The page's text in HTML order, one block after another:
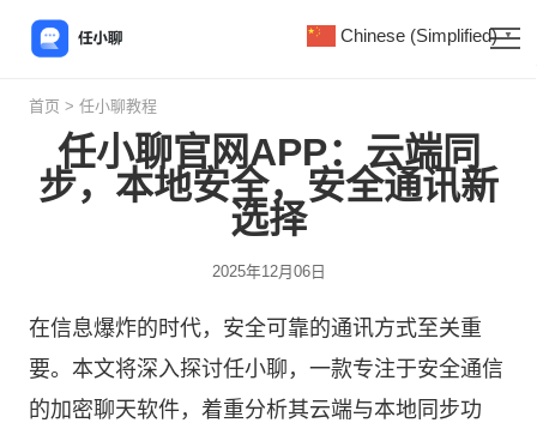
首页 > 任小聊教程
任小聊官网APP：云端同
步，本地安全，安全通讯新
选择
2025年12月06日
在信息爆炸的时代，安全可靠的通讯方式至关重
要。本文将深入探讨任小聊 ，一款专注于安全通信
的加密聊天软件，着重分析其云端与本地同步功
Chinese (Simplified) ▼